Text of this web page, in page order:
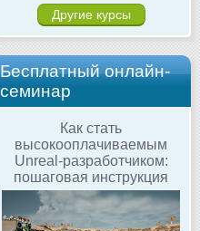
Другие курсы
Бесплатный онлайн-
семинар
Как стать
высокооплачиваемым
Unreal-разработчиком:
пошаговая инструкция